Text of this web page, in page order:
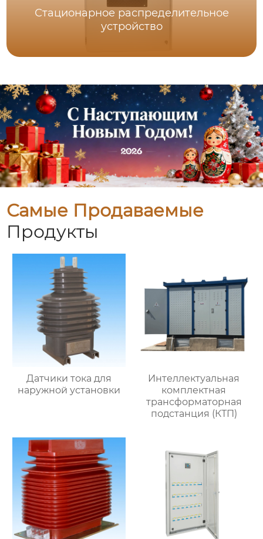
Стационарное распределительное
устройство
Самые Продаваемые
Продукты
Датчики тока для
наружной установки
Интеллектуальная
комплектная
трансформаторная
подстанция (КТП)